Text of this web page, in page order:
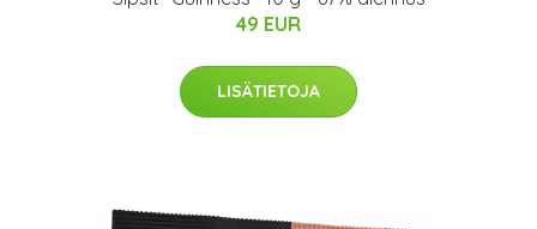
49 EUR
LISÄTIETOJA